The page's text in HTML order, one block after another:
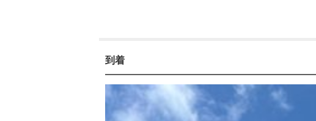
到着